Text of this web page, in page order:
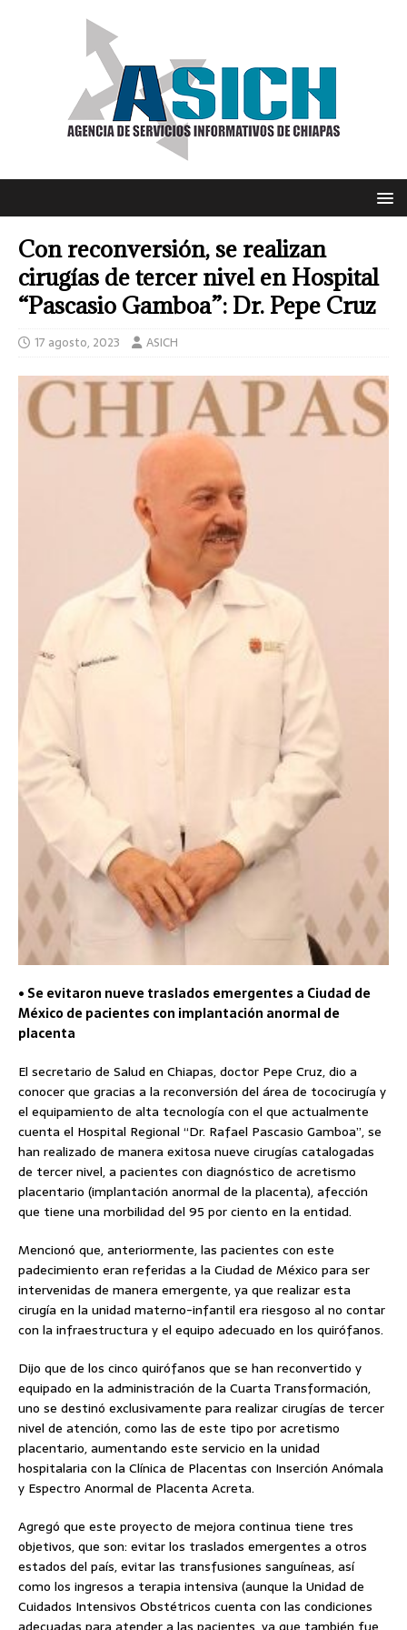
Con reconversión, se realizan
cirugías de tercer nivel en Hospital
“Pascasio Gamboa”: Dr. Pepe Cruz
17 agosto, 2023 ASICH
• Se evitaron nueve traslados emergentes a Ciudad de
México de pacientes con implantación anormal de
placenta
El secretario de Salud en Chiapas, doctor Pepe Cruz, dio a
conocer que gracias a la reconversión del área de tococirugía y
el equipamiento de alta tecnología con el que actualmente
cuenta el Hospital Regional “Dr. Rafael Pascasio Gamboa”, se
han realizado de manera exitosa nueve cirugías catalogadas
de tercer nivel, a pacientes con diagnóstico de acretismo
placentario (implantación anormal de la placenta), afección
que tiene una morbilidad del 95 por ciento en la entidad.
Mencionó que, anteriormente, las pacientes con este
padecimiento eran referidas a la Ciudad de México para ser
intervenidas de manera emergente, ya que realizar esta
cirugía en la unidad materno-infantil era riesgoso al no contar
con la infraestructura y el equipo adecuado en los quirófanos.
Dijo que de los cinco quirófanos que se han reconvertido y
equipado en la administración de la Cuarta Transformación,
uno se destinó exclusivamente para realizar cirugías de tercer
nivel de atención, como las de este tipo por acretismo
placentario, aumentando este servicio en la unidad
hospitalaria con la Clínica de Placentas con Inserción Anómala
y Espectro Anormal de Placenta Acreta.
Agregó que este proyecto de mejora continua tiene tres
objetivos, que son: evitar los traslados emergentes a otros
estados del país, evitar las transfusiones sanguíneas, así
como los ingresos a terapia intensiva (aunque la Unidad de
Cuidados Intensivos Obstétricos cuenta con las condiciones